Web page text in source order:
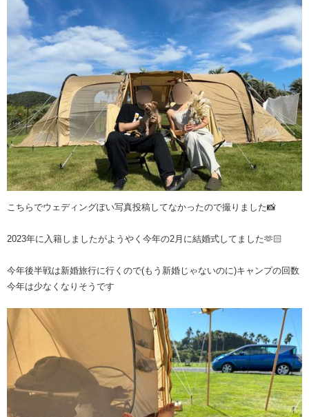
こちらでウェディングぽい写真投稿してなかったので撮りました📸
2023年に入籍しましたがようやく今年の2月に結婚式してました🫶🏻
今年後半戦は新婚旅行に行くので(もう新婚じゃないのに)キャンプの回数
今年は少なくなりそうです